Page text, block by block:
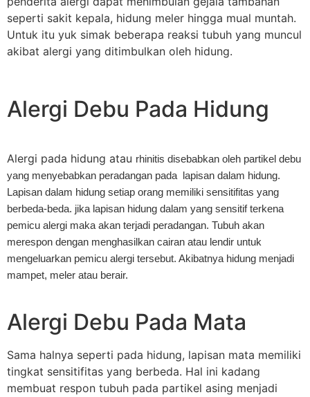
seperti sakit kepala, hidung meler hingga mual muntah.
Untuk itu yuk simak beberapa reaksi tubuh yang muncul
akibat alergi yang ditimbulkan oleh hidung.
Alergi Debu Pada Hidung
Alergi pada hidung atau rhinitis disebabkan oleh partikel debu
yang menyebabkan peradangan pada lapisan dalam hidung.
Lapisan dalam hidung setiap orang memiliki sensitifitas yang
berbeda-beda. jika lapisan hidung dalam yang sensitif terkena
pemicu alergi maka akan terjadi peradangan. Tubuh akan
merespon dengan menghasilkan cairan atau lendir untuk
mengeluarkan pemicu alergi tersebut. Akibatnya hidung menjadi
mampet, meler atau berair.
Alergi Debu Pada Mata
Sama halnya seperti pada hidung, lapisan mata memiliki
tingkat sensitifitas yang berbeda. Hal ini kadang
membuat respon tubuh pada partikel asing menjadi